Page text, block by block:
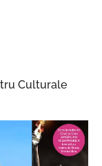
Culturale